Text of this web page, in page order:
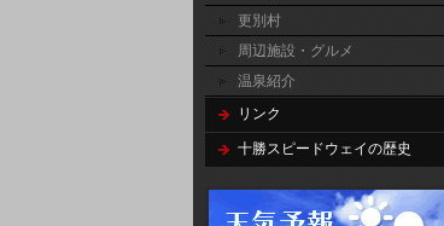
更別村
周辺施設・グルメ
温泉紹介
リンク
十勝スピードウェイの歴史